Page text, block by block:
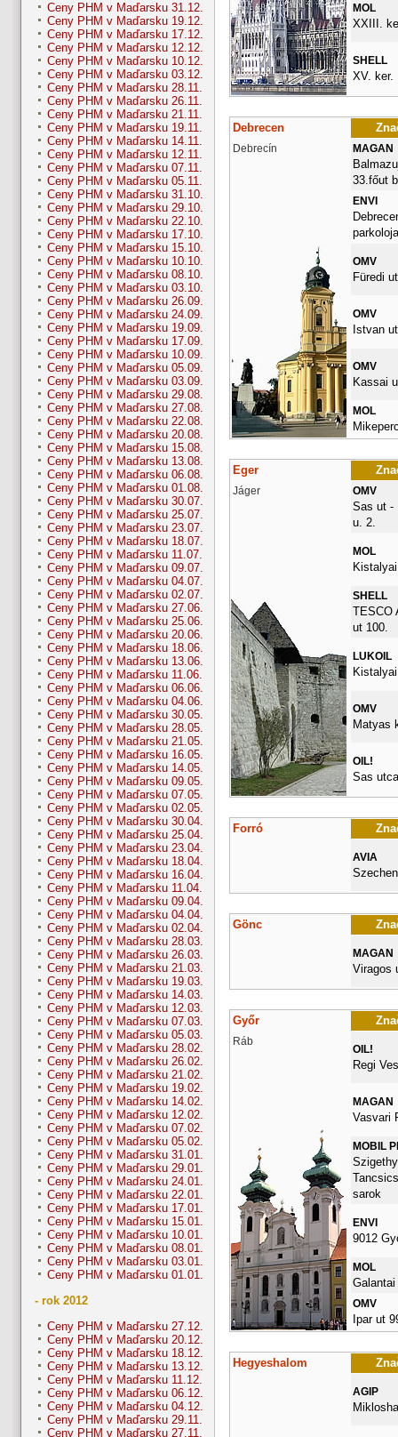
Ceny PHM v Maďarsku 31.12.
Ceny PHM v Maďarsku 19.12.
Ceny PHM v Maďarsku 17.12.
Ceny PHM v Maďarsku 12.12.
Ceny PHM v Maďarsku 10.12.
Ceny PHM v Maďarsku 03.12.
Ceny PHM v Maďarsku 28.11.
Ceny PHM v Maďarsku 26.11.
Ceny PHM v Maďarsku 21.11.
Ceny PHM v Maďarsku 19.11.
Ceny PHM v Maďarsku 14.11.
Ceny PHM v Maďarsku 12.11.
Ceny PHM v Maďarsku 07.11.
Ceny PHM v Maďarsku 05.11.
Ceny PHM v Maďarsku 31.10.
Ceny PHM v Maďarsku 29.10.
Ceny PHM v Maďarsku 22.10.
Ceny PHM v Maďarsku 17.10.
Ceny PHM v Maďarsku 15.10.
Ceny PHM v Maďarsku 10.10.
Ceny PHM v Maďarsku 08.10.
Ceny PHM v Maďarsku 03.10.
Ceny PHM v Maďarsku 26.09.
Ceny PHM v Maďarsku 24.09.
Ceny PHM v Maďarsku 19.09.
Ceny PHM v Maďarsku 17.09.
Ceny PHM v Maďarsku 10.09.
Ceny PHM v Maďarsku 05.09.
Ceny PHM v Maďarsku 03.09.
Ceny PHM v Maďarsku 29.08.
Ceny PHM v Maďarsku 27.08.
Ceny PHM v Maďarsku 22.08.
Ceny PHM v Maďarsku 20.08.
Ceny PHM v Maďarsku 15.08.
Ceny PHM v Maďarsku 13.08.
Ceny PHM v Maďarsku 06.08.
Ceny PHM v Maďarsku 01.08.
Ceny PHM v Maďarsku 30.07.
Ceny PHM v Maďarsku 25.07.
Ceny PHM v Maďarsku 23.07.
Ceny PHM v Maďarsku 18.07.
Ceny PHM v Maďarsku 11.07.
Ceny PHM v Maďarsku 09.07.
Ceny PHM v Maďarsku 04.07.
Ceny PHM v Maďarsku 02.07.
Ceny PHM v Maďarsku 27.06.
Ceny PHM v Maďarsku 25.06.
Ceny PHM v Maďarsku 20.06.
Ceny PHM v Maďarsku 18.06.
Ceny PHM v Maďarsku 13.06.
Ceny PHM v Maďarsku 11.06.
Ceny PHM v Maďarsku 06.06.
Ceny PHM v Maďarsku 04.06.
Ceny PHM v Maďarsku 30.05.
Ceny PHM v Maďarsku 28.05.
Ceny PHM v Maďarsku 21.05.
Ceny PHM v Maďarsku 16.05.
Ceny PHM v Maďarsku 14.05.
Ceny PHM v Maďarsku 09.05.
Ceny PHM v Maďarsku 07.05.
Ceny PHM v Maďarsku 02.05.
Ceny PHM v Maďarsku 30.04.
Ceny PHM v Maďarsku 25.04.
Ceny PHM v Maďarsku 23.04.
Ceny PHM v Maďarsku 18.04.
Ceny PHM v Maďarsku 16.04.
Ceny PHM v Maďarsku 11.04.
Ceny PHM v Maďarsku 09.04.
Ceny PHM v Maďarsku 04.04.
Ceny PHM v Maďarsku 02.04.
Ceny PHM v Maďarsku 28.03.
Ceny PHM v Maďarsku 26.03.
Ceny PHM v Maďarsku 21.03.
Ceny PHM v Maďarsku 19.03.
Ceny PHM v Maďarsku 14.03.
Ceny PHM v Maďarsku 12.03.
Ceny PHM v Maďarsku 07.03.
Ceny PHM v Maďarsku 05.03.
Ceny PHM v Maďarsku 28.02.
Ceny PHM v Maďarsku 26.02.
Ceny PHM v Maďarsku 21.02.
Ceny PHM v Maďarsku 19.02.
Ceny PHM v Maďarsku 14.02.
Ceny PHM v Maďarsku 12.02.
Ceny PHM v Maďarsku 07.02.
Ceny PHM v Maďarsku 05.02.
Ceny PHM v Maďarsku 31.01.
Ceny PHM v Maďarsku 29.01.
Ceny PHM v Maďarsku 24.01.
Ceny PHM v Maďarsku 22.01.
Ceny PHM v Maďarsku 17.01.
Ceny PHM v Maďarsku 15.01.
Ceny PHM v Maďarsku 10.01.
Ceny PHM v Maďarsku 08.01.
Ceny PHM v Maďarsku 03.01.
Ceny PHM v Maďarsku 01.01.
- rok 2012
Ceny PHM v Maďarsku 27.12.
Ceny PHM v Maďarsku 20.12.
Ceny PHM v Maďarsku 18.12.
Ceny PHM v Maďarsku 13.12.
Ceny PHM v Maďarsku 11.12.
Ceny PHM v Maďarsku 06.12.
Ceny PHM v Maďarsku 04.12.
Ceny PHM v Maďarsku 29.11.
Ceny PHM v Maďarsku 27.11.
MOL
XXIII.
SHELL
XV. ker.
Debrecen
Debrecín MAGAN
33.főut
ENVI
OMV
Füredi
OMV
Istvan
OMV
Kassai
MOL
Eger
Jáger OMV
Sas ut -
u. 2.
MOL
SHELL
TESCO
ut 100.
LUKOIL
OMV
Matyas
OIL!
Sas
Forró
AVIA
Gönc
MAGAN
Viragos
Győr
Ráb
OIL!
Regi
MAGAN
Vasvari
MOBIL
sarok
ENVI
9012
MOL
Galantai
OMV
Ipar ut
Hegyeshalom
AGIP